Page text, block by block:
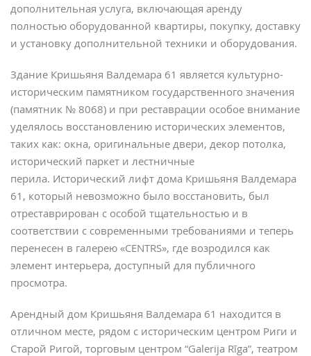
дополнительная услуга, включающая аренду
полностью оборудованной квартиры, покупку, доставку
и установку дополнительной техники и оборудования.
Здание Кришьяня Валдемара 61 является культурно-
историческим памятником государственного значения
(памятник № 8068) и при реставрации особое внимание
уделялось восстановлению исторических элементов,
таких как: окна, оригинальные двери, декор потолка,
исторический паркет и лестничные
перила. Исторический лифт дома Кришьяня Валдемара
61, который невозможно было восстановить, был
отреставрирован с особой тщательностью и в
соответствии с современными требованиями и теперь
перенесен в галерею «CENTRS», где возродился как
элемент интерьера, доступный для публичного
просмотра.
Арендный дом Кришьяня Валдемара 61 находится в
отличном месте, рядом с историческим центром Риги и
Старой Ригой, торговым центром “Galerija Rīga”, театром